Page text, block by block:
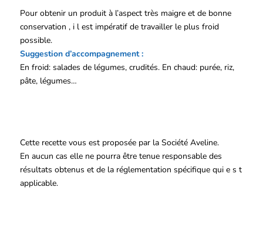
Pour obtenir un produit à l’aspect très maigre et de bonne
conservation , i l est impératif de travailler le plus froid
possible.
Suggestion d’accompagnement :
En froid: salades de légumes, crudités. En chaud: purée, riz,
pâte, légumes…
Cette recette vous est proposée par la Société Aveline.
En aucun cas elle ne pourra être tenue responsable des
résultats obtenus et de la réglementation spécifique qui e s t
applicable.